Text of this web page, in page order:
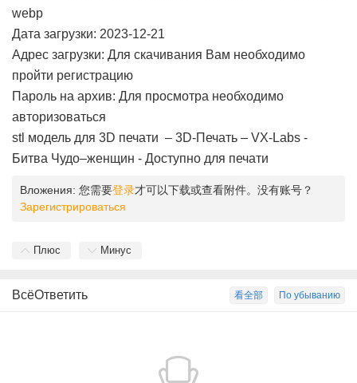
webp
Дата загрузки: 2023-12-21
Адрес загрузки: Для скачивания Вам необходимо
пройти регистрацию
Пароль на архив: Для просмотра необходимо
авторизоваться
stl модель для 3D печати – 3D-Печать – VX-Labs -
Битва Чудо–женщин - Доступно для печати
Вложения: 您需要登录才可以下载或查看附件。没有账号？
Зарегистрироваться
Плюс Минус
По убыванию
看全部
ВсёОтветить